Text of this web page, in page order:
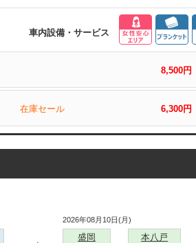
車内設備・サービス
8,500円
在庫セール 6,300円
2026年08月10日(月)
盛岡
本八戸